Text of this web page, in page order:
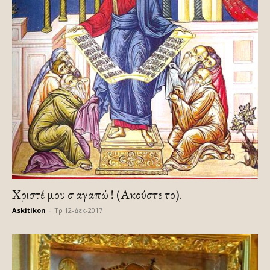
Χριστέ μου σ αγαπώ ! (Ακούστε το).
Askitikon Τρ 12-Δεκ-2017